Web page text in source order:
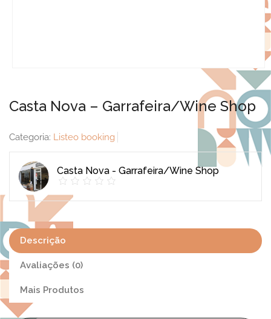
Casta Nova – Garrafeira/Wine Shop
Categoria: Listeo booking
Casta Nova - Garrafeira/Wine Shop
Descrição
Avaliações (0)
Mais Produtos